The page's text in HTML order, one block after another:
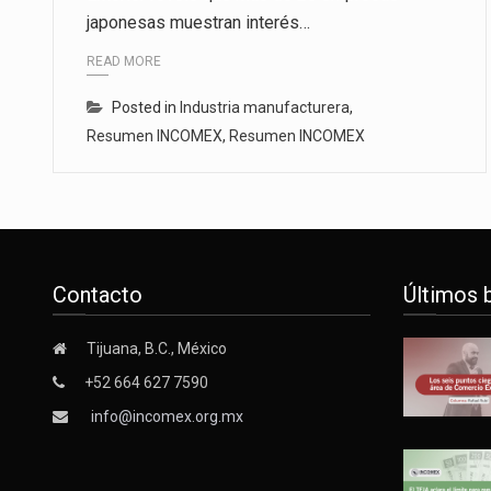
La inversión fija bruta en México
El Departamento de Agricultura
japonesas muestran interés…
READ MORE
Posted in Industria manufacturera,
Resumen INCOMEX, Resumen INCOMEX
Contacto
Tijuana, B.C., México
+52 664 627 7590
info@incomex.org.mx
Últimos